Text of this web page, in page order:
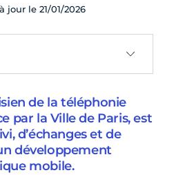
jour le 21/01/2026
de la téléphonie
par la Ville de Paris, est
d’échanges et de
développement
mobile.